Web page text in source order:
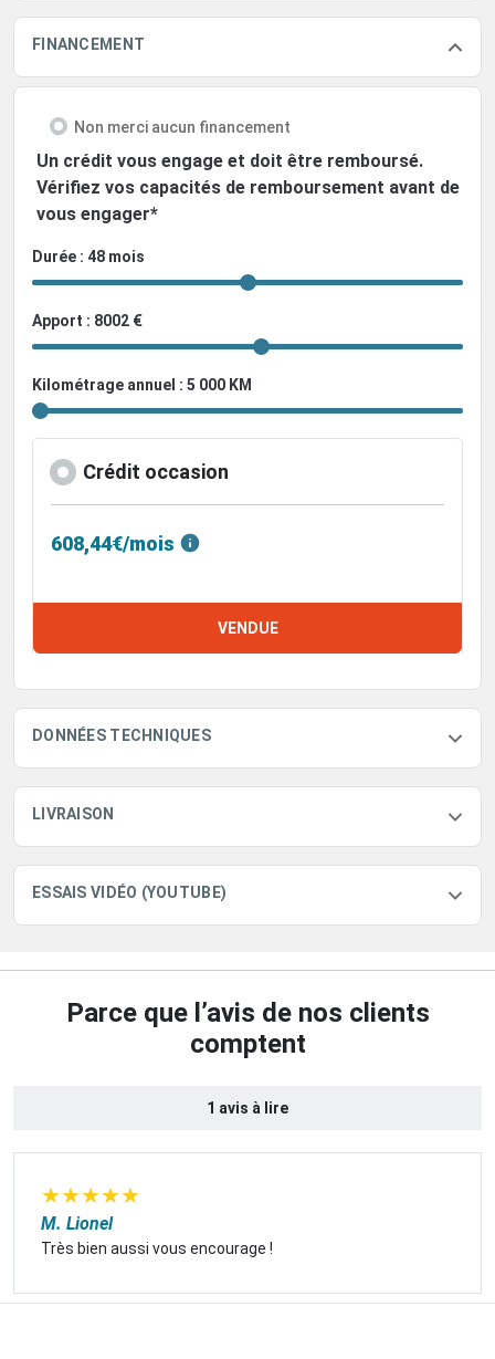
FINANCEMENT
Non merci aucun financement
Un crédit vous engage et doit être remboursé.
Vérifiez vos capacités de remboursement avant de
vous engager*
Durée : 48 mois
Apport : 8002 €
Kilométrage annuel : 5 000 KM
Crédit occasion
608,44€/mois
VENDUE
DONNÉES TECHNIQUES
LIVRAISON
ESSAIS VIDÉO (YOUTUBE)
Parce que l’avis de nos clients
comptent
1 avis à lire
★★★★★
M. Lionel
Très bien aussi vous encourage !